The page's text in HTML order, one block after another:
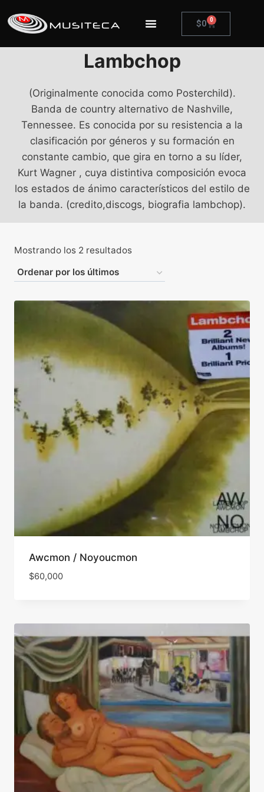
$0 0
Lambchop
(Originalmente conocida como Posterchild).
Banda de country alternativo de Nashville,
Tennessee. Es conocida por su resistencia a la
clasificación por géneros y su formación en
constante cambio, que gira en torno a su líder,
Kurt Wagner , cuya distintiva composición evoca
los estados de ánimo característicos del estilo de
la banda. (credito,discogs, biografia lambchop).
Mostrando los 2 resultados
Awcmon / Noyoucmon
$60,000